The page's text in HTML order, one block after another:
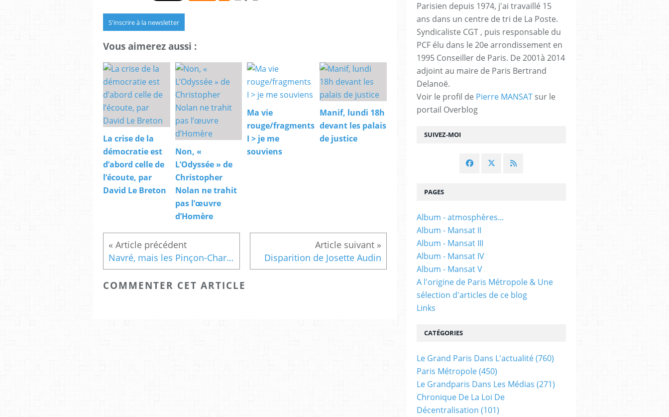
S'inscrire à la newsletter
Vous aimerez aussi :
La crise de la
démocratie est
d’abord celle de
l’écoute, par
David Le Breton
Non, «
L’Odyssée » de
Christopher
Nolan ne trahit
pas l’œuvre
d’Homère
Ma vie
rouge/fragments
I > je me
souviens
Manif, lundi 18h
devant les palais
de justice
Navré, mais les Pinçon-Charlot ne produisent plus une analyse convainquante de la sociologie parisienne Disparition de Josette Audin
COMMENTER CET ARTICLE
SUIVEZ-MOI
Parisien depuis 1974, j'ai travaillé 15
ans dans un centre de tri de La Poste.
Syndicaliste CGT , puis responsable du
PCF élu dans le 20e arrondissement en
1995 Conseiller de Paris. De 2001à 2014
adjoint au maire de Paris Bertrand
Delanoë.
Voir le profil de Pierre MANSAT sur le
portail Overblog
PAGES
Album - atmosphères...
Album - Mansat II
Album - Mansat III
Album - Mansat IV
Album - Mansat V
A l'origine de Paris Métropole & Une
sélection d'articles de ce blog
Links
CATÉGORIES
Le Grand Paris Dans L'actualité(760)
Paris Métropole(450)
Le Grandparis Dans Les Médias (271)
Chronique De La Loi De
Décentralisation (101)